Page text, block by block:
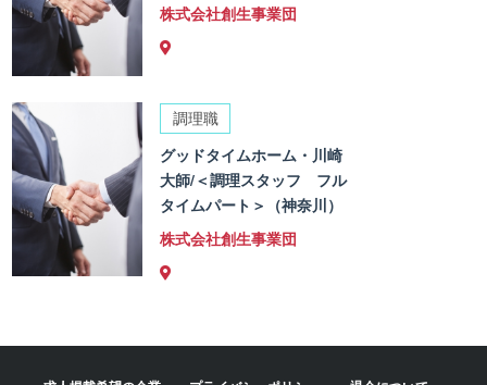
株式会社創生事業団
調理職
グッドタイムホーム・川崎
大師/＜調理スタッフ フル
タイムパート＞（神奈川）
株式会社創生事業団